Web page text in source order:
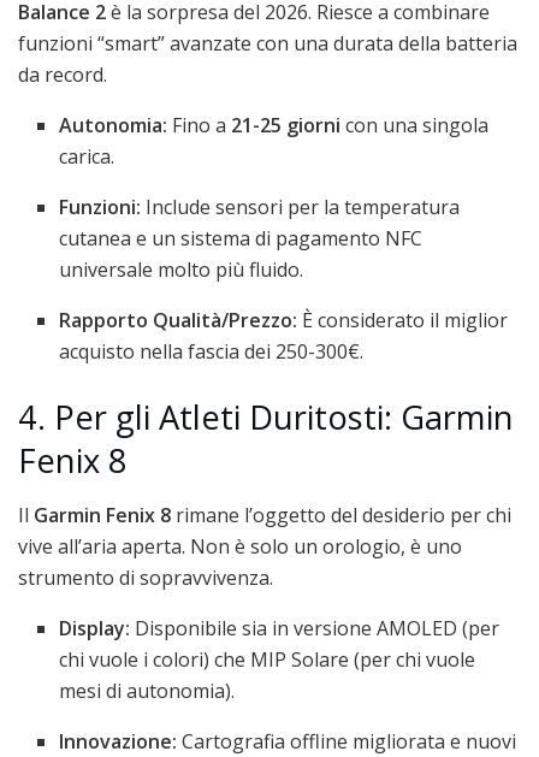
Balance 2è la sorpresa del 2026. Riesce a combinare
funzioni “smart” avanzate con una durata della batteria
da record.
Autonomia: Fino a 21-25 giorni con una singola
carica.
Funzioni: Include sensori per la temperatura
cutanea e un sistema di pagamento NFC
universale molto più fluido.
Rapporto Qualità/Prezzo: È considerato il miglior
acquisto nella fascia dei 250-300€.
4. Per gli Atleti Duritosti: Garmin
Fenix 8
Il Garmin Fenix 8 rimane l’oggetto del desiderio per chi
vive all’aria aperta. Non è solo un orologio, è uno
strumento di sopravvivenza.
Display: Disponibile sia in versione AMOLED (per
chi vuole i colori) che MIP Solare (per chi vuole
mesi di autonomia).
Innovazione: Cartografia offline migliorata e nuovi